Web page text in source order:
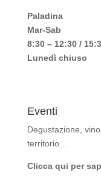
Paladina
Mar-Sab
8:30 – 12:30 /
Lunedì chiuso
Eventi
Degustazione,
territorio…
Clicca qui per